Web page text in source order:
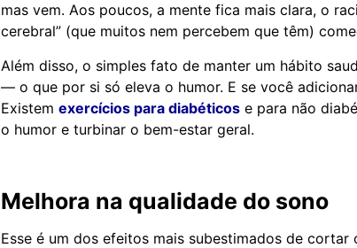
mas vem. Aos poucos, a mente fica mais clara, o
cerebral” (que muitos nem percebem que têm)
Além disso, o simples fato de manter um hábito
— o que por si só eleva o humor. E se você
Existem exercícios para diabéticos e para não
o humor e turbinar o bem-estar geral.
Melhora na qualidade do sono
Esse é um dos efeitos mais subestimados de cortar